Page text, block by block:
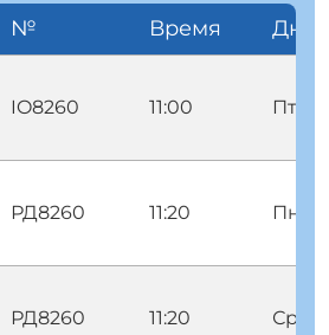
№ Время Дни
IO8260 11:00 Птн
РД8260 11:20 Пнд
РД8260 11:20 Срд